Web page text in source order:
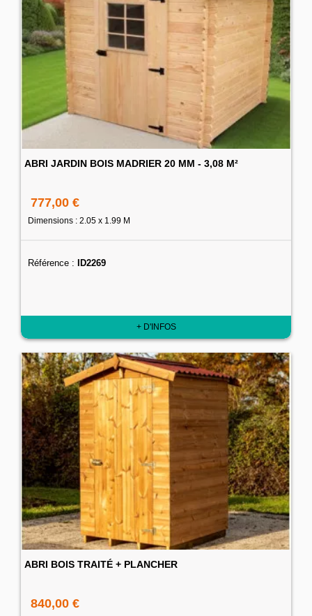
ABRI JARDIN BOIS MADRIER 20 MM - 3,08 M²
777,00 €
Dimensions : 2.05 x 1.99 M
Référence : ID2269
+ D'INFOS
ABRI BOIS TRAITÉ + PLANCHER
840,00 €